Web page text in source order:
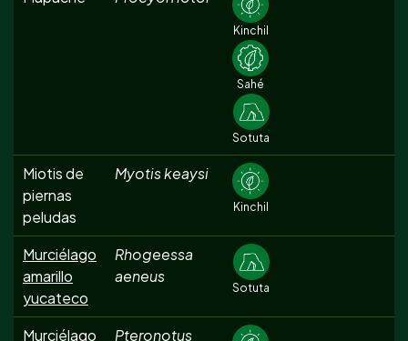
Kinchil
Sahé
Sotuta
Miotis de
piernas
peludas
Myotis keaysi
Kinchil
Murciélago
amarillo
yucateco
Rhogeessa
aeneus
Sotuta
Murciélago
Pteronotus